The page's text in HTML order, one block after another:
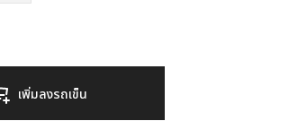
เพิ่มลงรถเข็น